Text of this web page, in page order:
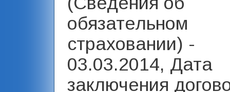
обязательном
страховании) -
03.03.2014, Дата
заключения